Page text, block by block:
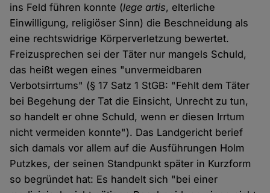
ins Feld führen konnte (lege artis, elterliche
Einwilligung, religiöser Sinn) die Beschneidung als
eine rechtswidrige Körperverletzung bewertet.
Freizusprechen sei der Täter nur mangels Schuld,
das heißt wegen eines "unvermeidbaren
Verbotsirrtums" (§ 17 Satz 1 StGB: "Fehlt dem Täter
bei Begehung der Tat die Einsicht, Unrecht zu tun,
so handelt er ohne Schuld, wenn er diesen Irrtum
nicht vermeiden konnte"). Das Landgericht berief
sich damals vor allem auf die Ausführungen Holm
Putzkes, der seinen Standpunkt später in Kurzform
so begründet hat: Es handelt sich "bei einer